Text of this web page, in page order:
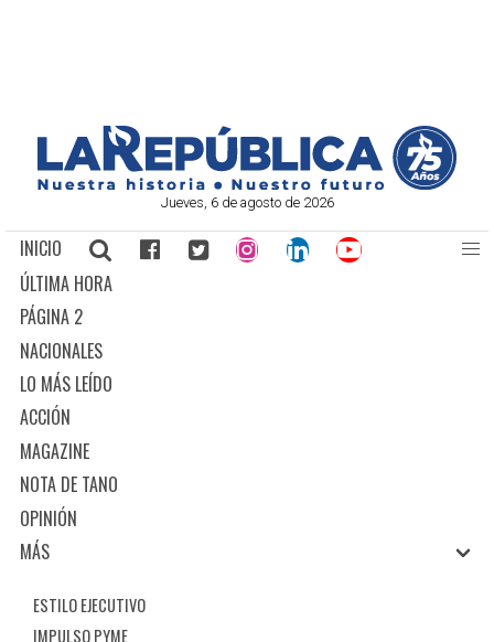
Jueves, 6 de agosto de 2026
INICIO
ÚLTIMA HORA
PÁGINA 2
NACIONALES
LO MÁS LEÍDO
ACCIÓN
MAGAZINE
NOTA DE TANO
OPINIÓN
MÁS
ESTILO EJECUTIVO
IMPULSO PYME